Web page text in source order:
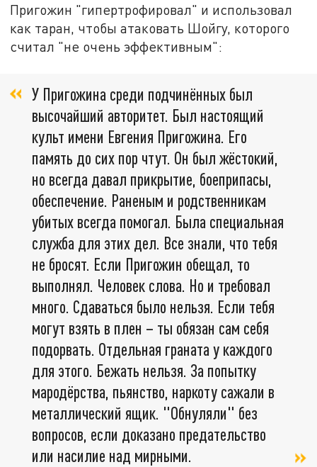
Пригожин "гипертрофировал" и использовал
как таран, чтобы атаковать Шойгу, которого
считал "не очень эффективным":
У Пригожина среди подчинённых был
высочайший авторитет. Был настоящий
культ имени Евгения Пригожина. Его
память до сих пор чтут. Он был жёстокий,
но всегда давал прикрытие, боеприпасы,
обеспечение. Раненым и родственникам
убитых всегда помогал. Была специальная
служба для этих дел. Все знали, что тебя
не бросят. Если Пригожин обещал, то
выполнял. Человек слова. Но и требовал
много. Сдаваться было нельзя. Если тебя
могут взять в плен – ты обязан сам себя
подорвать. Отдельная граната у каждого
для этого. Бежать нельзя. За попытку
мародёрства, пьянство, наркоту сажали в
металлический ящик. "Обнуляли" без
вопросов, если доказано предательство
или насилие над мирными.